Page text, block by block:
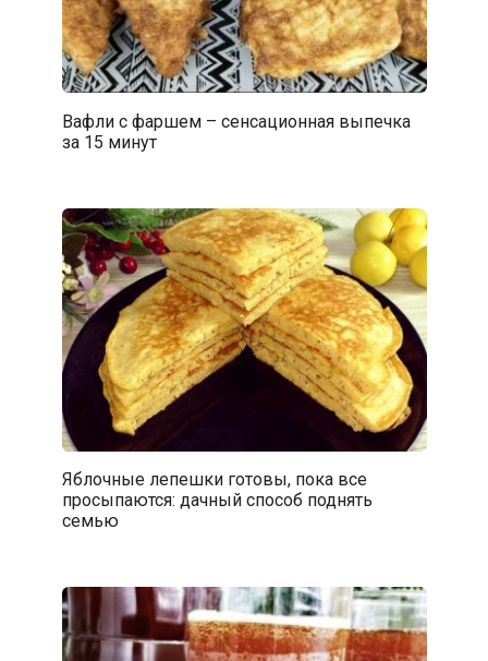
Вафли с фаршем – сенсационная выпечка
за 15 минут
Яблочные лепешки готовы, пока все
просыпаются: дачный способ поднять
семью